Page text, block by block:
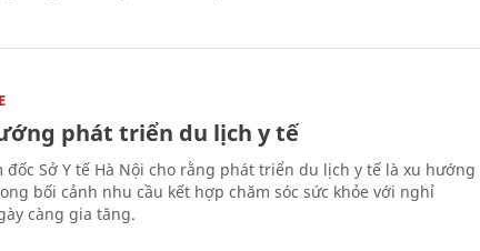
phát triển du lịch y tế
đốc Sở Y tế Hà Nội cho rằng phát triển du lịch y tế là xu hướng
bối cảnh nhu cầu kết hợp chăm sóc sức khỏe với nghỉ
càng gia tăng.